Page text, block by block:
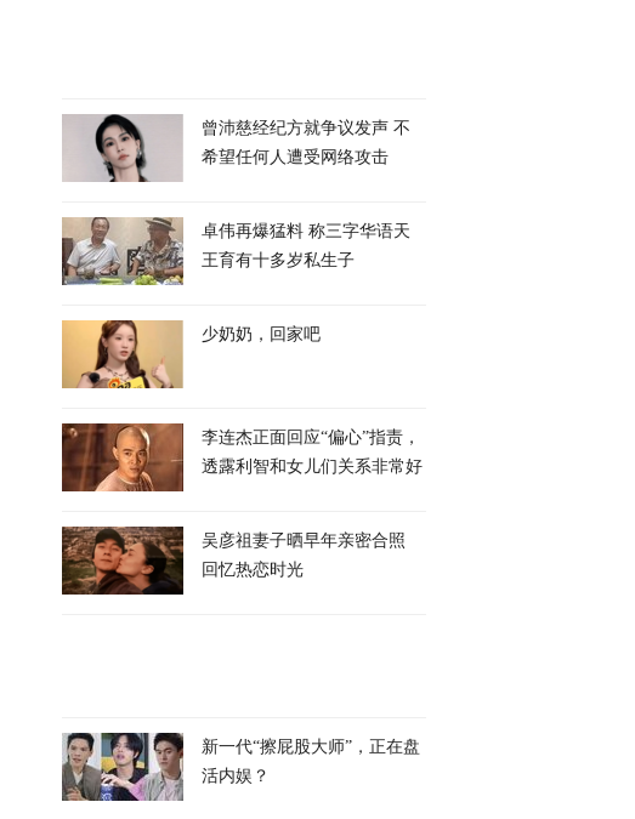
曾沛慈经纪方就争议发声 不
希望任何人遭受网络攻击
卓伟再爆猛料 称三字华语天
王育有十多岁私生子
少奶奶，回家吧
李连杰正面回应“偏心”指责，
透露利智和女儿们关系非常好
吴彦祖妻子晒早年亲密合照
回忆热恋时光
新一代“擦屁股大师”，正在盘
活内娱？